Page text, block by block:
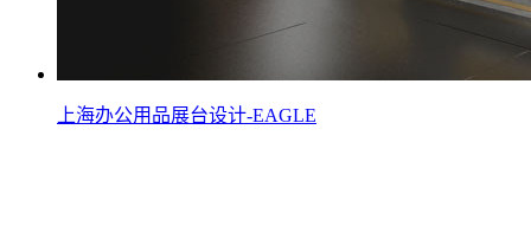
上海办公用品展台设计-EAGLE